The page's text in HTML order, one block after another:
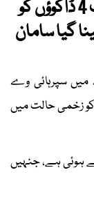
مقابلوں کے دوران 3 زخمیوں سمیت 4 ڈاکوؤں کو
گیا سامان
سپرہائی وے
زخمی حالت میں
ہوئی ہے، جنہیں